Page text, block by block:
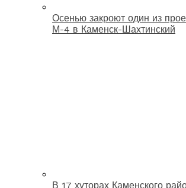
Осенью закроют один из
М-4 в Каменск-Шахтинский
В 17 хуторах Каменского